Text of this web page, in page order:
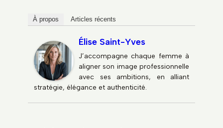
À propos Articles récents
Élise Saint-Yves
J’accompagne chaque femme à
aligner son image professionnelle
avec ses ambitions, en alliant
stratégie, élégance et authenticité.